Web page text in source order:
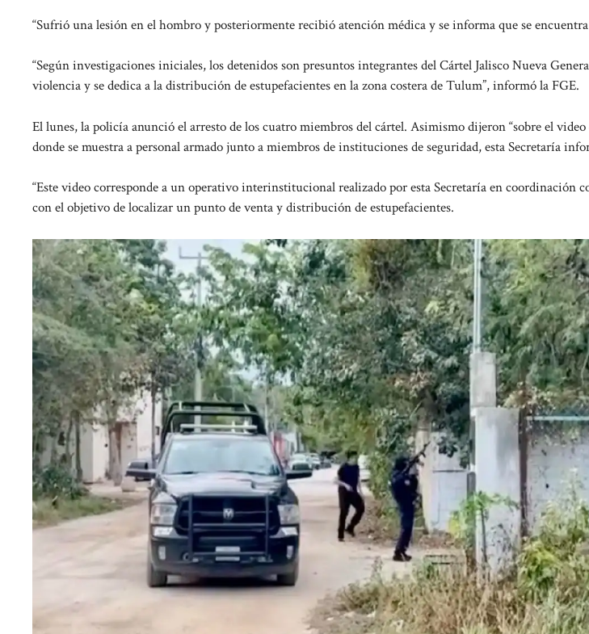
“Sufrió una lesión en el hombro y posteriormente recibió atención médica y se informa que se
“Según investigaciones iniciales, los detenidos son presuntos integrantes del Cártel Jalisco Nueva
violencia y se dedica a la distribución de estupefacientes en la zona costera de Tulum”, informó la FGE.
El lunes, la policía anunció el arresto de los cuatro miembros del cártel. Asimismo dijeron “sobre el
donde se muestra a personal armado junto a miembros de instituciones de seguridad, esta Secretaría
“Este video corresponde a un operativo interinstitucional realizado por esta Secretaría en coordinación
con el objetivo de localizar un punto de venta y distribución de estupefacientes.